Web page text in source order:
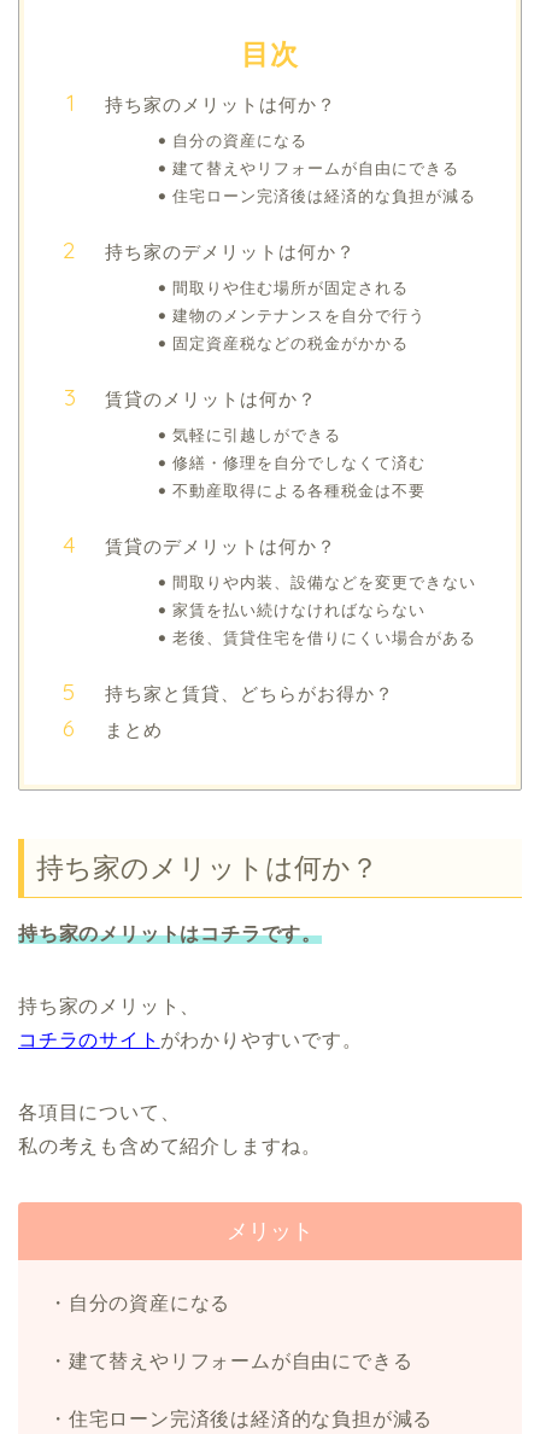
目次
持ち家のメリットは何か？
自分の資産になる
建て替えやリフォームが自由にできる
住宅ローン完済後は経済的な負担が減る
持ち家のデメリットは何か？
間取りや住む場所が固定される
建物のメンテナンスを自分で行う
固定資産税などの税金がかかる
賃貸のメリットは何か？
気軽に引越しができる
修繕・修理を自分でしなくて済む
不動産取得による各種税金は不要
賃貸のデメリットは何か？
間取りや内装、設備などを変更できない
家賃を払い続けなければならない
老後、賃貸住宅を借りにくい場合がある
持ち家と賃貸、どちらがお得か？
まとめ
持ち家のメリットは何か？
持ち家のメリットはコチラです。
持ち家のメリット、
コチラのサイト がわかりやすいです。
各項目について、
私の考えも含めて紹介しますね。
メリット
・自分の資産になる
・建て替えやリフォームが自由にできる
・住宅ローン完済後は経済的な負担が減る